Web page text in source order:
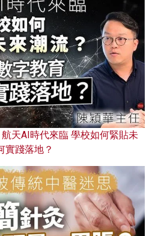
天AI時代來臨 學校如何緊貼未
實踐落地？